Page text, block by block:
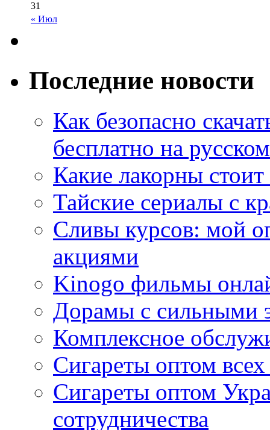
« Июл
31
Последние новости
Как безопасно
бесплатно на
Какие лакорны
Тайские сериалы с
Сливы курсов: мой
акциями
Kinogo фильмы
Дорамы с сильными
Комплексное
Сигареты оптом
Сигареты оптом
сотрудничества